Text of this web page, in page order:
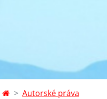
Autorské práva